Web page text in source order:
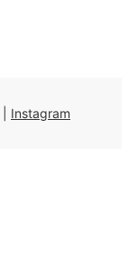
Instagram